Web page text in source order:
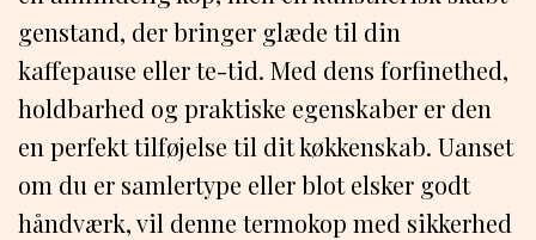
genstand, der bringer glæde til din
kaffepause eller te-tid. Med dens forfinethed,
holdbarhed og praktiske egenskaber er den
en perfekt tilføjelse til dit køkkenskab. Uanset
om du er samlertype eller blot elsker godt
håndværk, vil denne termokop med sikkerhed